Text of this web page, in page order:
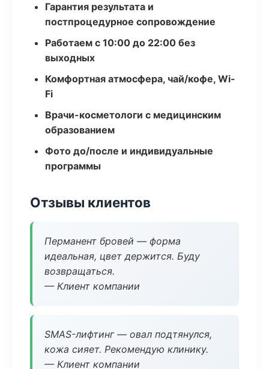
Гарантия результата и
постпроцедурное сопровождение
Работаем с 10:00 до 22:00 без
выходных
Комфортная атмосфера, чай/кофе, Wi-
Fi
Врачи-косметологи с медицинским
образованием
Фото до/после и индивидуальные
программы
Отзывы клиентов
Перманент бровей — форма
идеальная, цвет держится. Буду
возвращаться.
— Клиент компании
SMAS-лифтинг — овал подтянулся,
кожа сияет. Рекомендую клинику.
— Клиент компании